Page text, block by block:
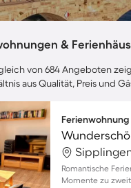
&
von 684 Angeboten
aus Qualität, Preis und
Ferienwohnung
Romantische
Momente zu zweit